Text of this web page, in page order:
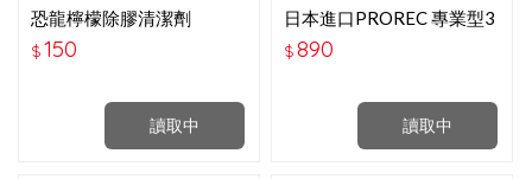
讀取中
恐龍檸檬除膠清潔劑
220ML
$150
讀取中
日本進口PROREC 專業型3
＋1大燈研磨組＋鍍膜劑 大
燈拋光 刮痕修復 PR-006
$890